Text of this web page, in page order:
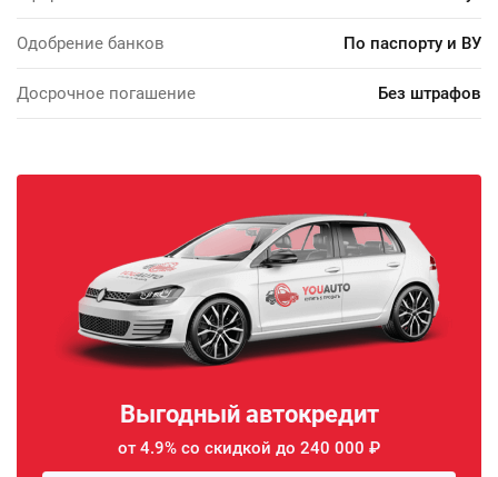
Одобрение банков По паспорту и ВУ
Досрочное погашение Без штрафов
Выгодный автокредит
от 4.9% со скидкой до 240 000 ₽